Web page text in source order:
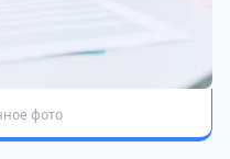
фото